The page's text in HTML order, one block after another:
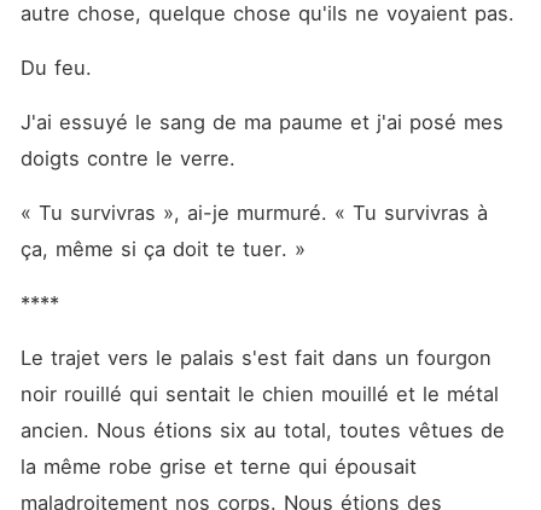
autre chose, quelque chose qu'ils ne voyaient pas.
Du feu.
J'ai essuyé le sang de ma paume et j'ai posé mes
doigts contre le verre.
« Tu survivras », ai-je murmuré. « Tu survivras à
ça, même si ça doit te tuer. »
****
Le trajet vers le palais s'est fait dans un fourgon
noir rouillé qui sentait le chien mouillé et le métal
ancien. Nous étions six au total, toutes vêtues de
la même robe grise et terne qui épousait
maladroitement nos corps. Nous étions des